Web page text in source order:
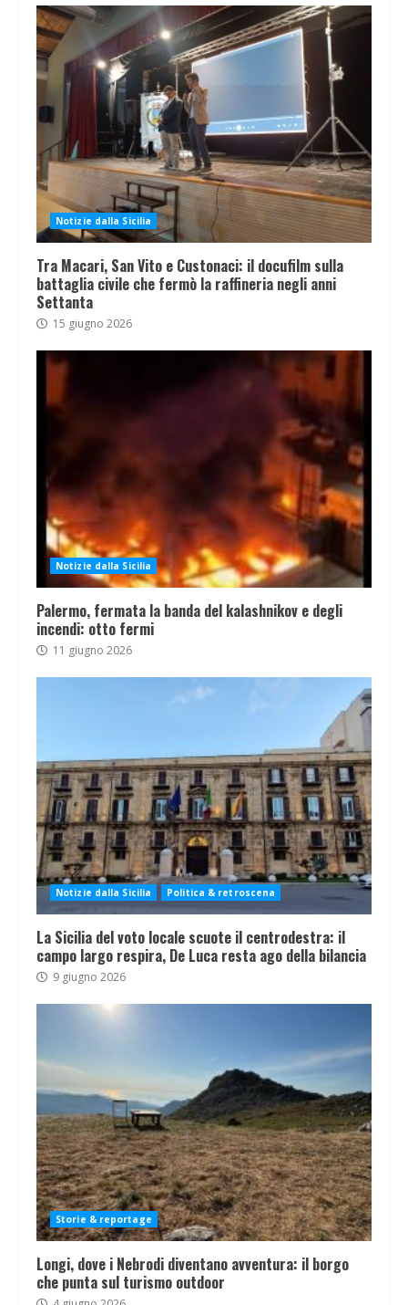
Notizie dalla Sicilia
Tra Macari, San Vito e Custonaci: il docufilm sulla
battaglia civile che fermò la raffineria negli anni
Settanta
15 giugno 2026
Notizie dalla Sicilia
Palermo, fermata la banda del kalashnikov e degli
incendi: otto fermi
11 giugno 2026
Notizie dalla Sicilia Politica & retroscena
La Sicilia del voto locale scuote il centrodestra: il
campo largo respira, De Luca resta ago della bilancia
9 giugno 2026
Storie & reportage
Longi, dove i Nebrodi diventano avventura: il borgo
che punta sul turismo outdoor